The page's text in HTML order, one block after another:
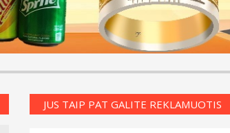
JUS TAIP PAT GALITE REKLAMUOTIS